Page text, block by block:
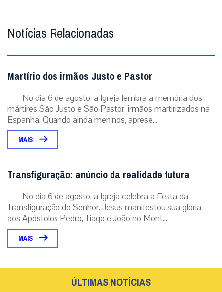
Notícias Relacionadas
Martírio dos irmãos Justo e Pastor
No dia 6 de agosto, a Igreja lembra a memória dos
mártires São Justo e São Pastor, irmãos martirizados na
Espanha. Quando ainda meninos, aprese...
MAIS
Transfiguração: anúncio da realidade futura
No dia 6 de agosto, a Igreja celebra a Festa da
Transfiguração do Senhor. Jesus manifestou sua glória
aos Apóstolos Pedro, Tiago e João no Mont...
MAIS
ÚLTIMAS NOTÍCIAS